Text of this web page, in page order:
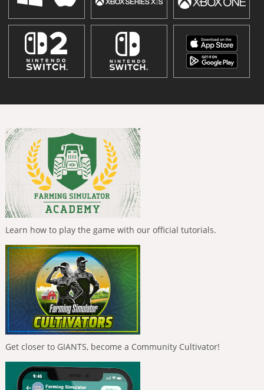
Learn how to play the game with our official tutorials.
Get closer to GIANTS, become a Community Cultivator!